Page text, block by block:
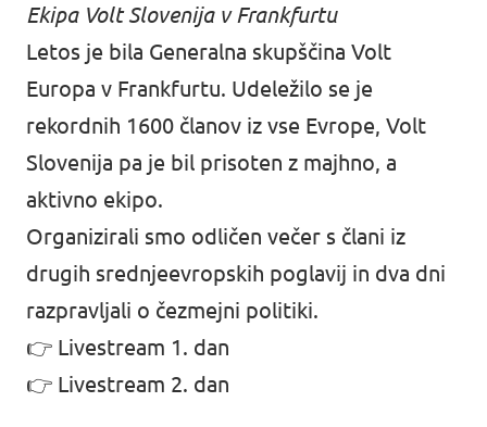
Ekipa Volt Slovenija v Frankfurtu
Letos je bila Generalna skupščina Volt
Europa v Frankfurtu. Udeležilo se je
rekordnih 1600 članov iz vse Evrope, Volt
Slovenija pa je bil prisoten z majhno, a
aktivno ekipo.
Organizirali smo odličen večer s člani iz
drugih srednjeevropskih poglavij in dva dni
razpravljali o čezmejni politiki.
👉 Livestream 1. dan
👉 Livestream 2. dan